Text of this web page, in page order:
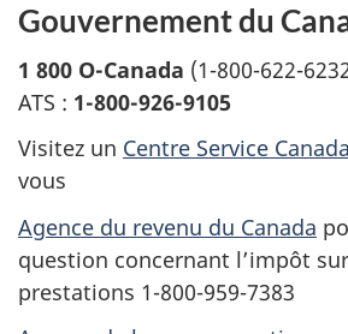
Gouvernement du
1 800 O-Canada (1-800-622-
ATS : 1-800-926-9105
Visitez un Centre Service Canada
vous
Agence du revenu du Canada
question concernant l’impôt
prestations 1-800-959-7383